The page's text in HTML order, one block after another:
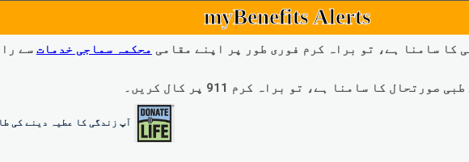
myBenefits Alerts
کا سامنا ہے، تو براہ کرم فوری طور پر اپنے مقامی محکمہ سماجی خدمات سے
کا سامنا ہے، تو براہ کرم 911 پر کال کریں۔
آپ زندگی کا عطیہ دینے کی